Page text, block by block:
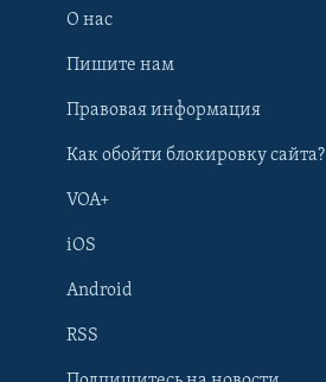
Learning English
О нас
Пишите нам
Правовая информация
Как обойти блокировку сайта?
VOA+
iOS
Android
RSS